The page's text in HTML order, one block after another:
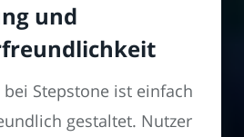
und
Stepstone ist einfach
gestaltet. Nutzer